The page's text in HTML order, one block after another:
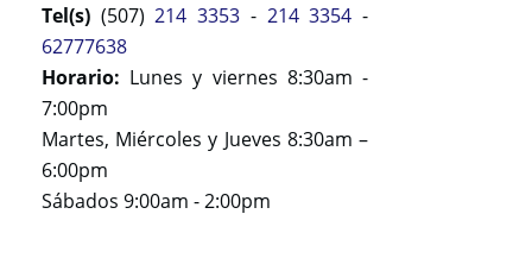
Tel(s) (507)214 3353 - 214 3354 -
62777638
Horario: Lunes y viernes 8:30am -
7:00pm
Martes, Miércoles y Jueves 8:30am –
6:00pm
Sábados 9:00am - 2:00pm